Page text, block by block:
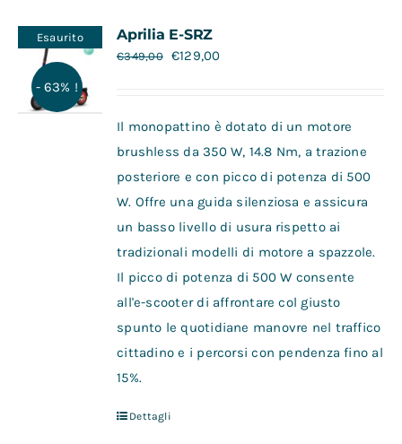
Contatti
Esaurito
- 63% !
Aprilia E-SRZ
€349,00 €129,00
Il monopattino è dotato di un motore
brushless da 350 W, 14.8 Nm, a trazione
posteriore e con picco di potenza di 500
W. Offre una guida silenziosa e assicura
un basso livello di usura rispetto ai
tradizionali modelli di motore a spazzole.
Il picco di potenza di 500 W consente
all'e-scooter di affrontare col giusto
spunto le quotidiane manovre nel traffico
cittadino e i percorsi con pendenza fino al
15%.
Dettagli